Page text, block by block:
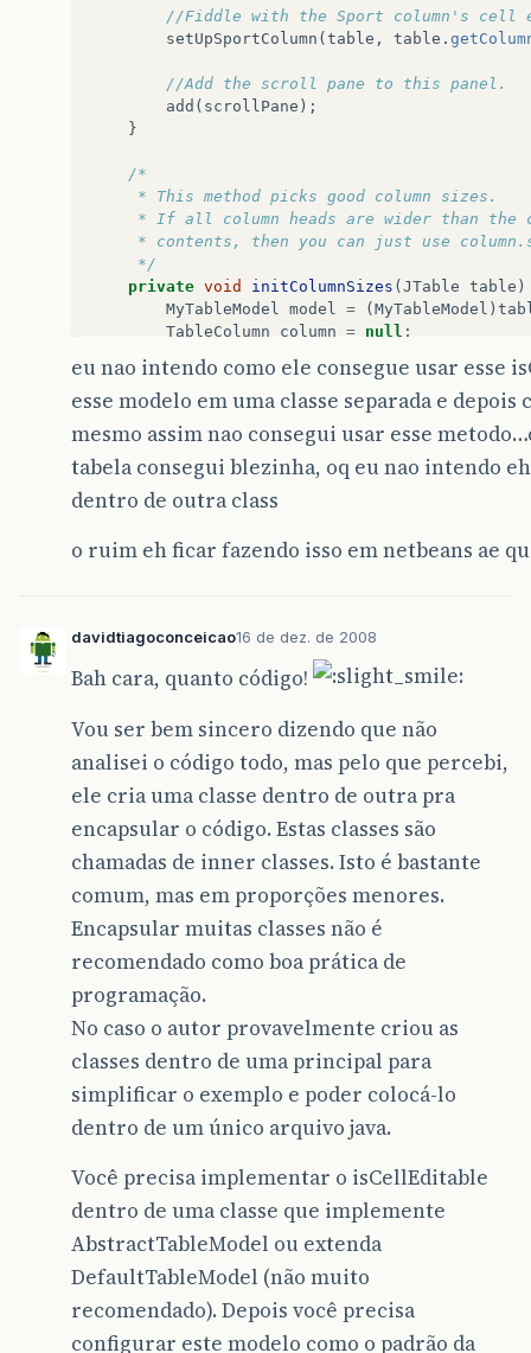
//Fiddle with the Sport column's cell
setUpSportColumn ( table , table .
//Add the scroll pane to this panel.
add ( scrollPane );
}
/*
     * This method picks good column sizes.
* If all column heads are wider than the
* contents, then you can just use
     */
private void initColumnSizes ( JTable table )
MyTableModel
model = ( MyTableModel )
TableColumn
column = null ;
int headerWidth = 0;
int
cellWidth = 0;
longValues
TableCellRenderer
headerRenderer
=
table.getTableHeader().
for ( int i =
headerWidth
= comp.
table getDefaultRenderer
table
false, false
if ( DEBUG) {
System
println
+
i + ". "
+
}
}
}
setUpSportColumn(
TableColumn
//Set up the editor for the sport
comboBox =
. "Tolerancia"
comboBox.addItem( "Livre");
comboBox.addItem("Automatico");
sportColumn
setCellEditor
//Set up tool tips for the sport
DefaultTableCellRenderer
new DefaultTableCellRenderer
renderer.setToolTipText("Click for
eu nao intendo como ele consegue usar esse
esse modelo em uma classe separada e depois
mesmo assim nao consegui usar esse
tabela consegui blezinha, oq eu nao intendo
dentro de outra class
o ruim eh ficar fazendo isso em netbeans ae
davidtiagoconceicao16 de dez. de 2008
Bah cara, quanto código!
Vou ser bem sincero dizendo que não
analisei o código todo, mas pelo que percebi,
ele cria uma classe dentro de outra pra
encapsular o código. Estas classes são
chamadas de inner classes. Isto é bastante
comum, mas em proporções menores.
Encapsular muitas classes não é
recomendado como boa prática de
programação.
No caso o autor provavelmente criou as
classes dentro de uma principal para
simplificar o exemplo e poder colocá-lo
dentro de um único arquivo java.
Você precisa implementar o isCellEditable
dentro de uma classe que implemente
AbstractTableModel ou extenda
DefaultTableModel (não muito
recomendado). Depois você precisa
configurar este modelo como o padrão da